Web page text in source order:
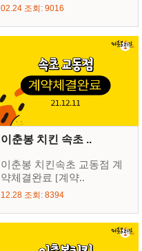
02.24 조회: 9016
이춘봉 치킨 속초 ..
이춘봉 치킨속초 교동점 계
약체결완료 [계약..
12.28 조회: 8394